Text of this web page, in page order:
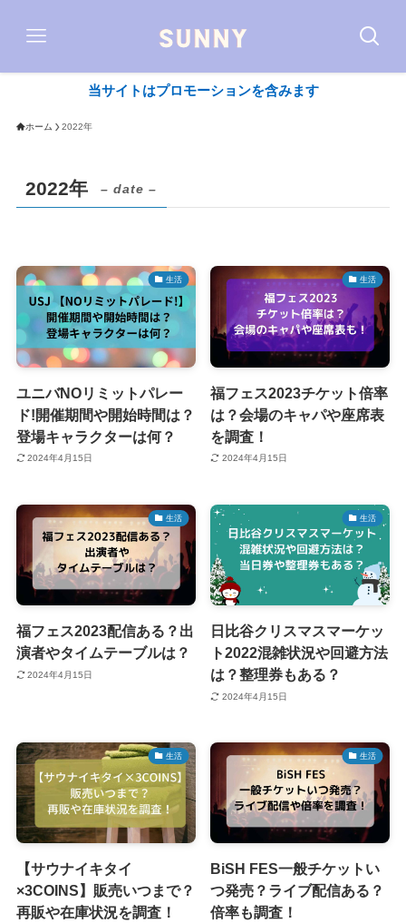
当サイトはプロモーションを含みます
ホーム 2022年
2022年 – date –
生活
ユニバNOリミットパレー
ド!開催期間や開始時間は？
登場キャラクターは何？
2024年4月15日
生活
福フェス2023チケット倍率
は？会場のキャパや座席表
を調査！
2024年4月15日
生活
福フェス2023配信ある？出
演者やタイムテーブルは？
2024年4月15日
生活
日比谷クリスマスマーケッ
ト2022混雑状況や回避方法
は？整理券もある？
2024年4月15日
生活
【サウナイキタイ
×3COINS】販売いつまで？
再販や在庫状況を調査！
生活
BiSH FES一般チケットい
つ発売？ライブ配信ある？
倍率も調査！